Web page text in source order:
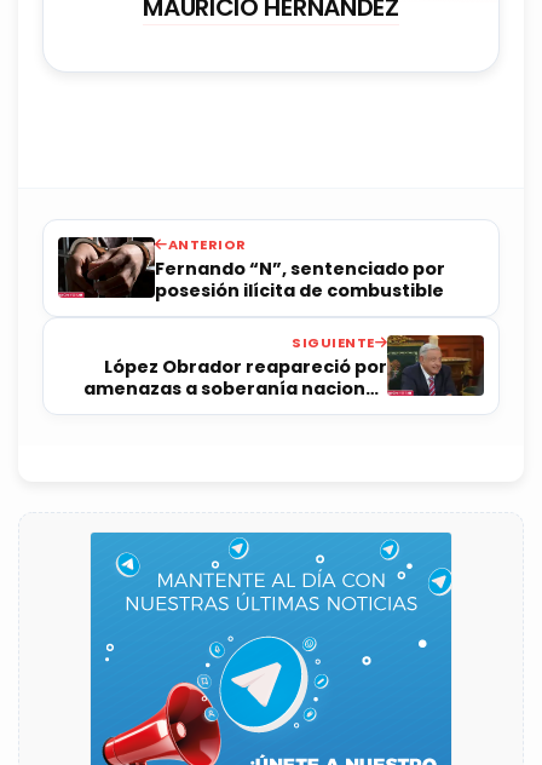
MAURICIO HERNÁNDEZ
ANTERIOR
Fernando “N”, sentenciado por
posesión ilícita de combustible
SIGUIENTE
López Obrador reapareció por
amenazas a soberanía nacional:
Morena